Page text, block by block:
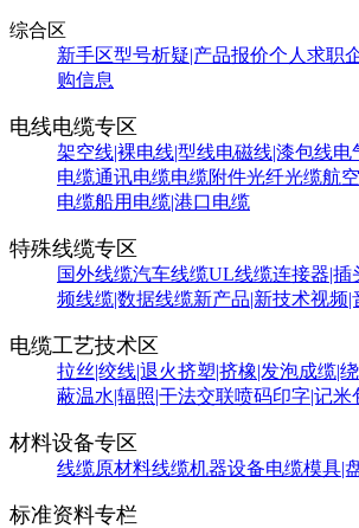
综合区
新手区型号析疑|产品报价个人求职
购信息
电线电缆专区
架空线|裸电线|型线电磁线|漆包线电
电缆通讯电缆电缆附件光纤光缆航
电缆船用电缆|港口电缆
特殊线缆专区
国外线缆汽车线缆UL线缆连接器|插
频线缆|数据线缆新产品|新技术视频|
电缆工艺技术区
拉丝|绞线|退火挤塑|挤橡|发泡成缆|
蔽温水|辐照|干法交联喷码印字|记米
材料设备专区
线缆原材料线缆机器设备电缆模具|
标准资料专栏